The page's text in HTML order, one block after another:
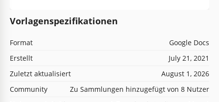
Vorlagenspezifikationen
Format
Google Docs
Erstellt
July 21, 2021
Zuletzt aktualisiert
August 1, 2026
Community
Zu Sammlungen hinzugefügt von 8 Nutzer